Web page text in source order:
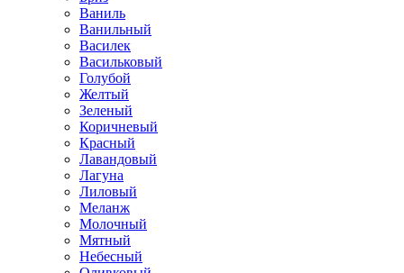
Ваниль
Ванильный
Василек
Васильковый
Голубой
Желтый
Зеленый
Коричневый
Красный
Лавандовый
Лагуна
Лиловый
Меланж
Молочный
Мятный
Небесный